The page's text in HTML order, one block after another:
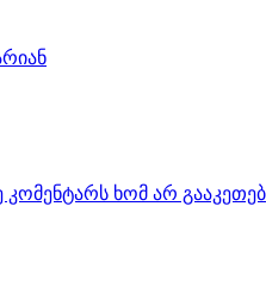
კომენტარს ხომ არ